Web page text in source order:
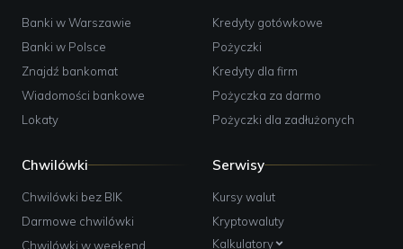
Banki w Warszawie
Banki w Polsce
Znajdź bankomat
Wiadomości bankowe
Lokaty
Kredyty gotówkowe
Pożyczki
Kredyty dla firm
Pożyczka za darmo
Pożyczki dla zadłużonych
Chwilówki
Chwilówki bez BIK
Darmowe chwilówki
Chwilówki w weekend
Serwisy
Kursy walut
Kryptowaluty
Kalkulatory